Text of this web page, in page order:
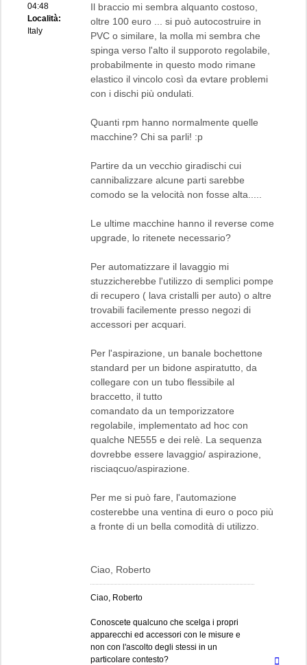
04:48
Località:
Italy
Il braccio mi sembra alquanto costoso,
oltre 100 euro ... si può autocostruire in
PVC o similare, la molla mi sembra che
spinga verso l'alto il supporoto regolabile,
probabilmente in questo modo rimane
elastico il vincolo così da evtare problemi
con i dischi più ondulati.
Quanti rpm hanno normalmente quelle
macchine? Chi sa parli! :p
Partire da un vecchio giradischi cui
cannibalizzare alcune parti sarebbe
comodo se la velocità non fosse alta.....
Le ultime macchine hanno il reverse come
upgrade, lo ritenete necessario?
Per automatizzare il lavaggio mi
stuzzicherebbe l'utilizzo di semplici pompe
di recupero ( lava cristalli per auto) o altre
trovabili facilemente presso negozi di
accessori per acquari.
Per l'aspirazione, un banale bochettone
standard per un bidone aspiratutto, da
collegare con un tubo flessibile al
braccetto, il tutto
comandato da un temporizzatore
regolabile, implementato ad hoc con
qualche NE555 e dei relè. La sequenza
dovrebbe essere lavaggio/ aspirazione,
risciaqcuo/aspirazione.
Per me si può fare, l'automazione
costerebbe una ventina di euro o poco più
a fronte di un bella comodità di utilizzo.
Ciao, Roberto
Ciao, Roberto
Conoscete qualcuno che scelga i propri
apparecchi ed accessori con le misure e
non con l'ascolto degli stessi in un
particolare contesto?